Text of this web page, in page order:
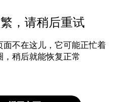
，请稍后重试
面不在这儿，它可能正忙着
，稍后就能恢复正常